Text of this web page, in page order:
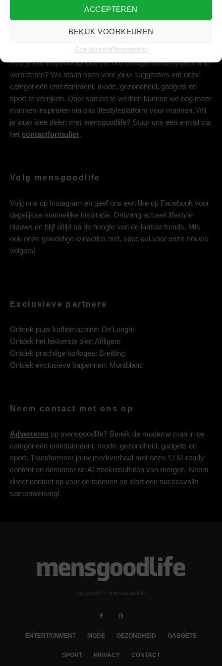
ACCEPTEREN
BEKIJK VOORKEUREN
Cookiebeleid Privacybeleid
Heb je een inspirerend idee om ons lifestyle-nieuwsplatform te
verbeteren? We staan open voor jouw suggesties om onze
categorieën entertainment, mode, gezondheid, gadgets en
sport te verrijken. Door samen te werken kunnen we nog meer
mannen inspireren via ons lifestyleplatform voor mannen. Wil
je jouw idee delen met mensgoodlife? Stuur ons een e-mail via
het contactformulier.
Volg mensgoodlife
Volg ons op Instagram en geef ons een like op Facebook voor
dagelijkse mannelijke inspiratie. Ontvang actueel lifestyle
nieuws en blijf altijd op de hoogte van de laatste trends. Mis
ook onze geweldige winacties niet, speciaal voor onze trouwe
volgers!
Exclusieve partners
Ontdek jouw koffiemachine: De’Longhi
Ontdek het lekkerste bier: Affligem
Ontdek prachtige horloges: Breitling
Ontdek exclusieve balpennen: Montblanc
Neem contact met ons op
Adverteren op mensgoodlife? Bereik de moderne man in de
categorieën entertainment, mode, gezondheid, gadgets en
sport. Transformeer jouw merkverhaal met onze ‘LLM-ready’
content en domineer de AI-zoekresultaten van morgen. Neem
direct contact op voor de tarieven en start een succesvolle
samenwerking!
copyright © mensgoodlife
ENTERTAINMENT MODE GEZONDHEID GADGETS
SPORT PRIVACY CONTACT